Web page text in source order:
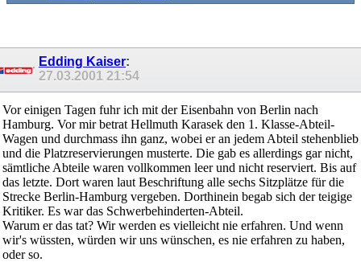
Edding Kaiser:
27.03.2001 21:54
Vor einigen Tagen fuhr ich mit der Eisenbahn von Berlin nach
Hamburg. Vor mir betrat Hellmuth Karasek den 1. Klasse-Abteil-
Wagen und durchmass ihn ganz, wobei er an jedem Abteil stehenblieb
und die Platzreservierungen musterte. Die gab es allerdings gar nicht,
sämtliche Abteile waren vollkommen leer und nicht reserviert. Bis auf
das letzte. Dort waren laut Beschriftung alle sechs Sitzplätze für die
Strecke Berlin-Hamburg vergeben. Dorthinein begab sich der teigige
Kritiker. Es war das Schwerbehinderten-Abteil.
Warum er das tat? Wir werden es vielleicht nie erfahren. Und wenn
wir's wüssten, würden wir uns wünschen, es nie erfahren zu haben,
oder so.